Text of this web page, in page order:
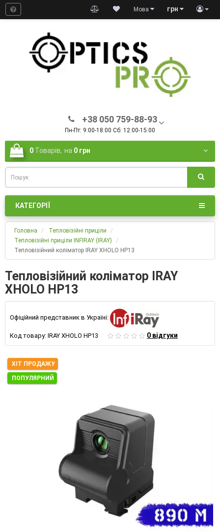
грн
Мова
+38 050 759-88-93
Пн-Пт: 9:00-18:00 Сб: 12:00-15:00
0 Товарів, на 0 грн
КАТЕГОРІЇ
Головна
Тепловізійні приціли
Тепловізійні приціли INFIRAY (IRAY)
Тепловізійний коліматор IRAY XHOLO HP13
Тепловізійний коліматор IRAY
XHOLO HP13
Офіційний представник в Україні:
Код товару: IRAY XHOLO HP13 0 відгуки
ХІТ ПРОДАЖУ
ПОПУЛЯРНИЙ